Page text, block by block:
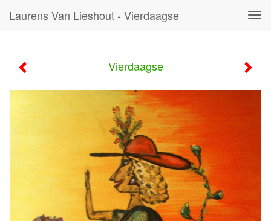
Laurens Van Lieshout - Vierdaagse
Vierdaagse